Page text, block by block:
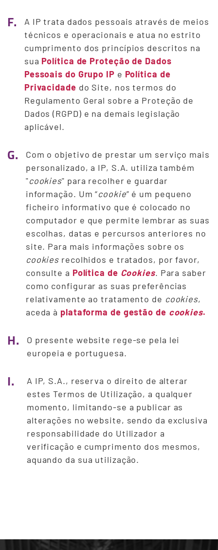
F.
A IP trata dados pessoais através de meios
técnicos e operacionais e atua no estrito
cumprimento dos princípios descritos na
sua Política de Proteção de Dados
Pessoais do Grupo IP e Política de
Privacidade do Site, nos termos do
Regulamento Geral sobre a Proteção de
Dados (RGPD) e na demais legislação
aplicável.
G.
Com o objetivo de prestar um serviço mais
personalizado, a IP, S.A. utiliza também
"cookies" para recolher e guardar
informação. Um “cookie” é um pequeno
ficheiro informativo que é colocado no
computador e que permite lembrar as suas
escolhas, datas e percursos anteriores no
site. Para mais informações sobre os
cookies recolhidos e tratados, por favor,
consulte a Política de Cookies. Para saber
como configurar as suas preferências
relativamente ao tratamento de cookies,
aceda à plataforma de gestão de cookies.
H.
O presente website rege-se pela lei
europeia e portuguesa.
I.
A IP, S.A., reserva o direito de alterar
estes Termos de Utilização, a qualquer
momento, limitando-se a publicar as
alterações no website, sendo da exclusiva
responsabilidade do Utilizador a
verificação e cumprimento dos mesmos,
aquando da sua utilização.